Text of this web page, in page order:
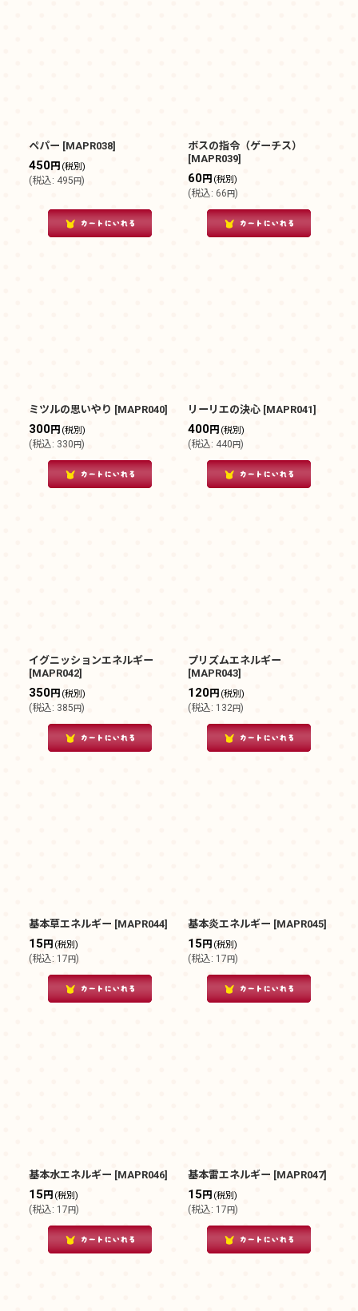
ペパー [MAPR038]
450円 (税別)
(税込: 495円)
ボスの指令（ゲーチス）
[MAPR039]
60円 (税別)
(税込: 66円)
ミツルの思いやり [MAPR040]
300円 (税別)
(税込: 330円)
リーリエの決心 [MAPR041]
400円 (税別)
(税込: 440円)
イグニッションエネルギー
[MAPR042]
350円 (税別)
(税込: 385円)
プリズムエネルギー
[MAPR043]
120円 (税別)
(税込: 132円)
基本草エネルギー [MAPR044]
15 円 (税別)
(税込: 17円)
基本炎エネルギー [MAPR045]
15 円 (税別)
(税込: 17円)
基本水エネルギー [MAPR046]
15 円 (税別)
(税込: 17円)
基本雷エネルギー [MAPR047]
15 円 (税別)
(税込: 17円)